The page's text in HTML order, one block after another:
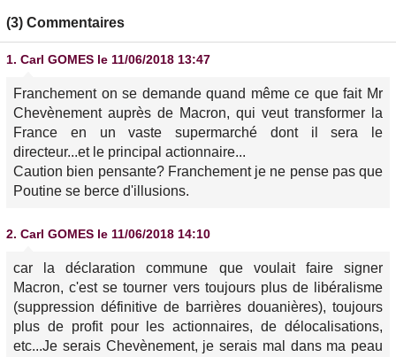
(3) Commentaires
1. Carl GOMES le 11/06/2018 13:47
Franchement on se demande quand même ce que fait Mr
Chevènement auprès de Macron, qui veut transformer la
France en un vaste supermarché dont il sera le
directeur...et le principal actionnaire...
Caution bien pensante? Franchement je ne pense pas que
Poutine se berce d'illusions.
2. Carl GOMES le 11/06/2018 14:10
car la déclaration commune que voulait faire signer
Macron, c'est se tourner vers toujours plus de libéralisme
(suppression définitive de barrières douanières), toujours
plus de profit pour les actionnaires, de délocalisations,
etc...Je serais Chevènement, je serais mal dans ma peau